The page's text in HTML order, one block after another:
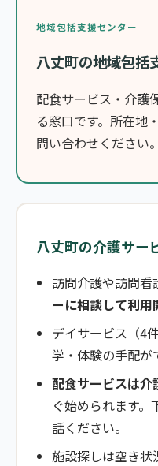
地域包括支援センター
八丈町の地域包括
配食サービス・介護
る窓口です。所在地
問い合わせください。
八丈町の介護サー
訪問介護や訪問看
ーに相談して利用
デイサービス（4
学・体験の手配が
配食サービスは介
ぐ始められます
話ください。
施設探しは空き状